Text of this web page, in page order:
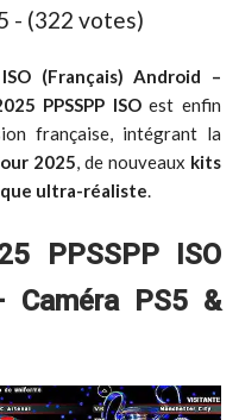
- (322 votes)
(Français) Android –
PPSSPP ISOest enfin
française, intégrant la
2025, de nouveaux kits
ultra-réaliste.
PPSSPP ISO
Caméra PS5 &